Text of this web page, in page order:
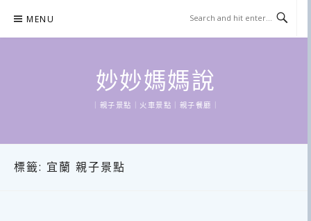
content
MENU
妙妙媽媽說
｜親子景點｜火車景點｜親子餐廳｜
標籤: 宜蘭 親子景點